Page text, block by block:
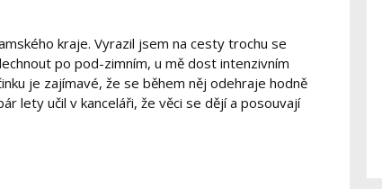
kraje. Vyrazil jsem na cesty trochu se
po pod-zimním, u mě dost intenzivním
je zajímavé, že se během něj odehraje hodně
lety učil v kanceláři, že věci se dějí a posouvají